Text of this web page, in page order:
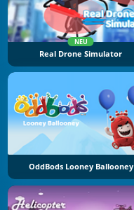
NEU
Real Drone Simulator
OddBods Looney Ballooney